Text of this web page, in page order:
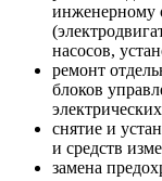
инженерному
насосов,
ремонт
блоков
снятие и
и средств
замена